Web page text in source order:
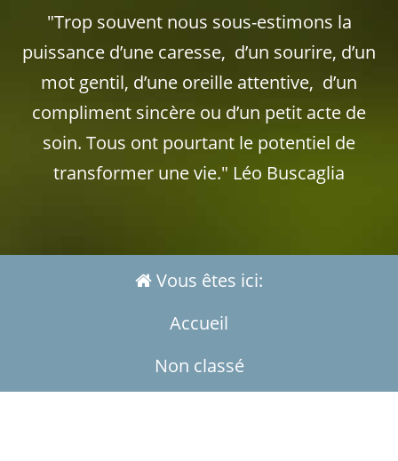
"Trop souvent nous sous-estimons la
puissance d’une caresse, d’un sourire, d’un
mot gentil, d’une oreille attentive, d’un
compliment sincère ou d’un petit acte de
soin. Tous ont pourtant le potentiel de
transformer une vie." Léo Buscaglia
Vous êtes ici:
Accueil
Non classé